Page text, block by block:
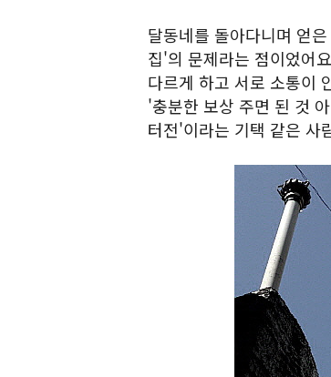
달동네를 돌아다니며 얻
집'의 문제라는 점이었어
다르게 하고 서로 소통이
'충분한 보상 주면 된 것
터전'이라는 기택 같은 사